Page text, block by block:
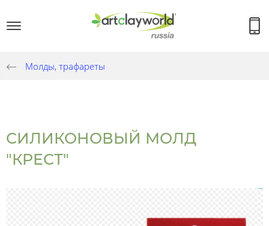
Молды, трафареты
СИЛИКОНОВЫЙ МОЛД
"КРЕСТ"